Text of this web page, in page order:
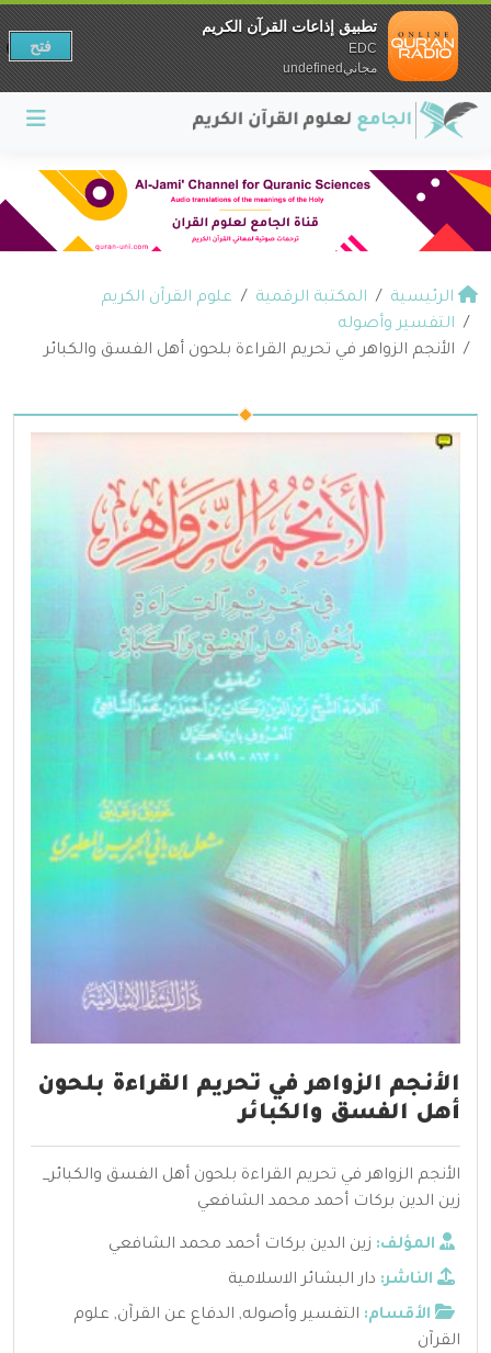
الرئيسية المكتبة الرقمية
علوم القرآن الكريم
التفسير وأصوله
الأنجم الزواهر في تحريم القراءة بلحون أهل الفسق والكبائر
الأنجم الزواهر في تحريم القراءة بلحون
أهل الفسق والكبائر
الأنجم الزواهر في تحريم القراءة بلحون أهل الفسق والكبائر_
زين الدين بركات أحمد محمد الشافعي
المؤلف: زين الدين بركات أحمد محمد الشافعي
الناشر: دار البشائر الاسلامية
الأقسام: التفسير وأصوله, الدفاع عن القرآن, علوم
القرآن
تطبيق إذاعات القرآن الكريم
EDC
مجانيundefined
فتح